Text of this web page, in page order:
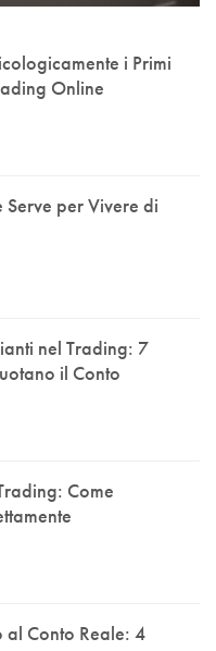
i Primi
Online
per Vivere di
nel Trading: 7
il Conto
Come
al Conto Reale: 4